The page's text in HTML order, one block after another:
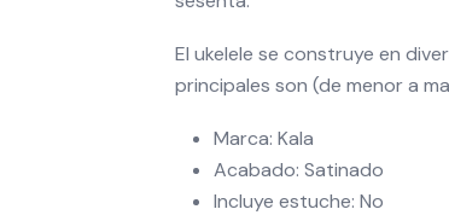
El ukelele se construye en
principales son (de menor a
Marca: Kala
Acabado: Satinado
Incluye estuche: No